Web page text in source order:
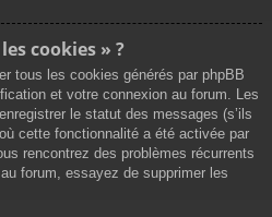
cookies » ?
tous les cookies générés par phpBB
et votre connexion au forum. Les
le statut des messages (s’ils
cette fonctionnalité a été activée par
rencontrez des problèmes récurrents
forum, essayez de supprimer les